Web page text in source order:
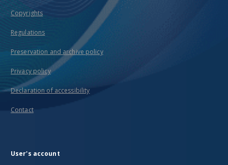
Copyrights
Regulations
Preservation and archive policy
Privacy policy
Declaration of accessibility
Contact
User's account